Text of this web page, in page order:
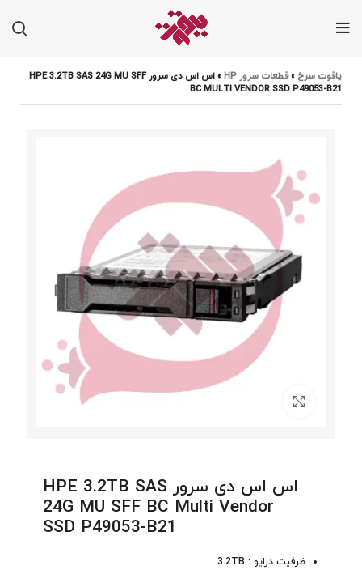
یاقوت سرخ »قطعات سرور HP »
اس اس دی سرور HPE 3.2TB SAS 24G MU SFF
BC MULTI VENDOR SSD P49053-B21
اس اس دی سرور HPE 3.2TB SAS
24G MU SFF BC Multi Vendor
SSD P49053-B21
ظرفیت درایو : 3.2TB